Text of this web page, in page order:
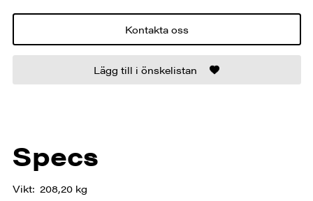
Kontakta oss
Lägg till i önskelistan
Specs
Vikt 208,20 kg